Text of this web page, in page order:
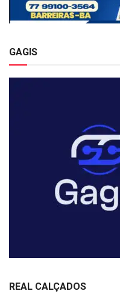
GAGIS
REAL CALÇADOS